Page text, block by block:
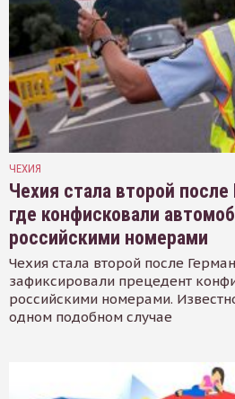
ЧЕХИЯ
Чехия стала второй
где конфисковали
российскими номерами
Чехия стала второй после
зафиксировали прецедент
российскими номерами.
одном подобном случае